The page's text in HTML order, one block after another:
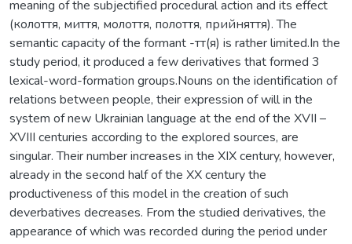
meaning of the subjectified procedural action and its effect
(колоття, миття, молоття, полоття, прийняття). The
semantic capacity of the formant -тт(я) is rather limited.In the
study period, it produced a few derivatives that formed 3
lexical-word-formation groups.Nouns on the identification of
relations between people, their expression of will in the
system of new Ukrainian language at the end of the XVІІ –
XVІІІ centuries according to the explored sources, are
singular. Their number increases in the XIX century, however,
already in the second half of the XX century the
productiveness of this model in the creation of such
deverbatives decreases. From the studied derivatives, the
appearance of which was recorded during the period under